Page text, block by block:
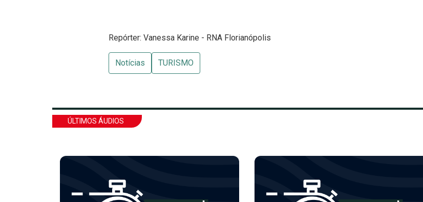
Repórter: Vanessa Karine - RNA Florianópolis
Notícias TURISMO
ÚLTIMOS ÁUDIOS